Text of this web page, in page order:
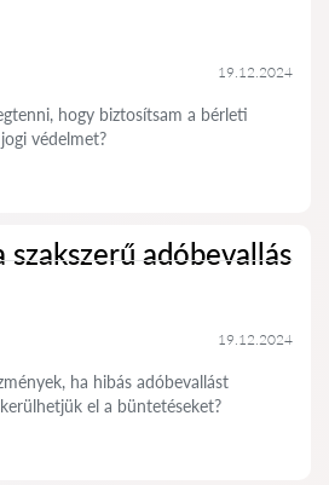
19.12.2024
hogy biztosítsam a bérleti
védelmet?
adóbevallás
19.12.2024
ha hibás adóbevallást
el a büntetéseket?